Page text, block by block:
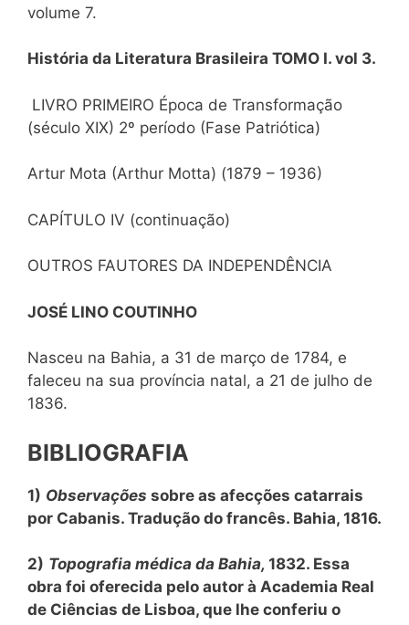
volume 7.
História da Literatura Brasileira TOMO I. vol 3.
LIVRO PRIMEIRO Época de Transformação
(século XIX) 2º período (Fase Patriótica)
Artur Mota (Arthur Motta) (1879 – 1936)
CAPÍTULO IV (continuação)
OUTROS FAUTORES DA INDEPENDÊNCIA
JOSÉ LINO COUTINHO
Nasceu na Bahia, a 31 de março de 1784, e
faleceu na sua província natal, a 21 de julho de
1836.
BIBLIOGRAFIA
1) Observações sobre as afecções catarrais
por Cabanis. Tradução do francês. Bahia, 1816.
2) Topografia médica da Bahia, 1832. Essa
obra foi oferecida pelo autor à Academia Real
de Ciências de Lisboa, que lhe conferiu o